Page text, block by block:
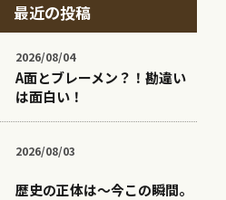
最近の投稿
2026/08/04
A面とブレーメン？！勘違い
は面白い！
2026/08/03
歴史の正体は〜今この瞬間。